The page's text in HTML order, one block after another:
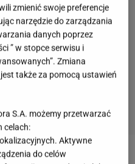
zmienić swoje preferencje
narzędzie do zarządzania
danych poprzez
” w stopce serwisu i
Zmiana
także za pomocą ustawień
S.A. możemy przetwarzać
celach:
Aktywne
do celów